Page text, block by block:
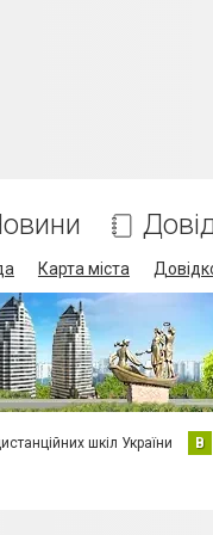
Карта міста
шкіл України В